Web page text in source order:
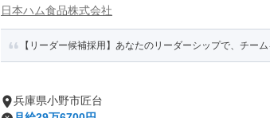
日本ハム食品株式会社
【リーダー候補採用】あなたのリーダーシップで、チー
兵庫県小野市匠台